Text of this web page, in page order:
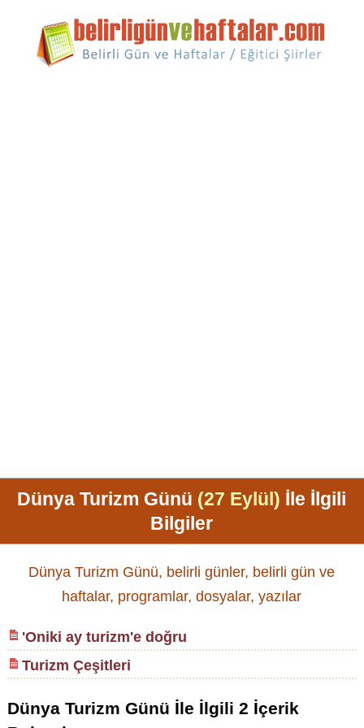
Dünya Turizm Günü (27 Eylül) İle İlgili
Bilgiler
Dünya Turizm Günü, belirli günler, belirli gün ve
haftalar, programlar, dosyalar, yazılar
'Oniki ay turizm'e doğru
Turizm Çeşitleri
Dünya Turizm Günü İle İlgili 2 İçerik